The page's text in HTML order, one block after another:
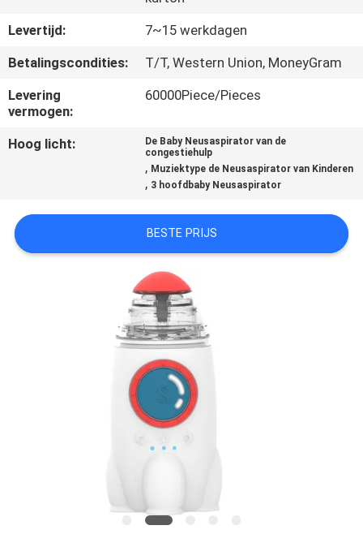
SITEMAP
PRIVACY
POLICY
Levertijd:
7~15 werkdagen
Betalingscondities:
T/T, Western Union, MoneyGram
Levering
vermogen:
60000Piece/Pieces
Hoog licht:
De Baby Neusaspirator van de
congestiehulp
, Muziektype de Neusaspirator van Kinderen
, 3 hoofdbaby Neusaspirator
BESTE PRIJS